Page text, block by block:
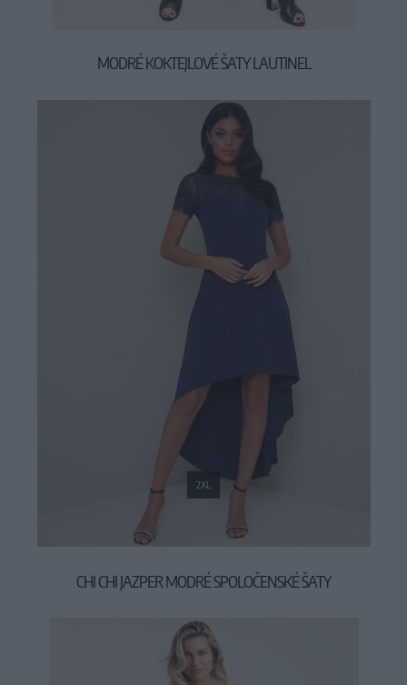
MODRÉ KOKTEJLOVÉ ŠATY LAUTINEL
89,90 €
2XL
CHI CHI JAZPER MODRÉ SPOLOČENSKÉ ŠATY
94,90 €